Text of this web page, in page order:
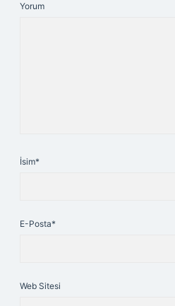
Yorum
İsim*
E-Posta*
Web Sitesi